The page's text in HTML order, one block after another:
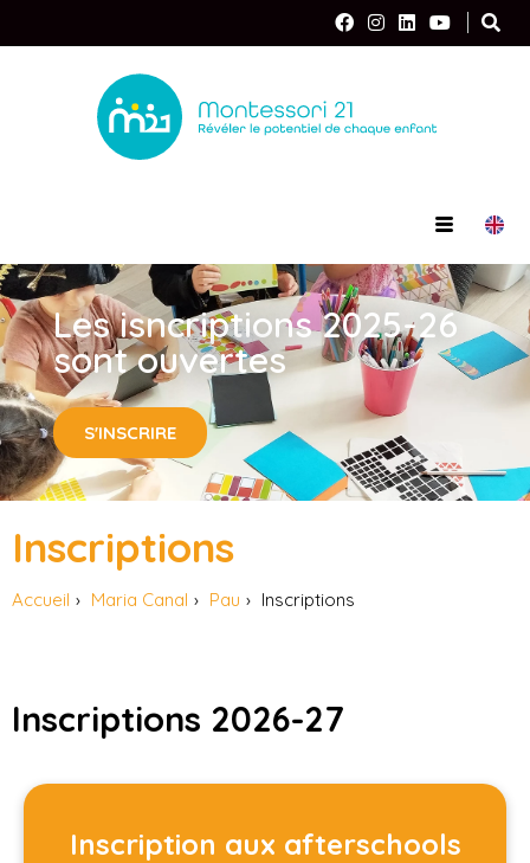
Les isncriptions 2025-26
sont ouvertes
S'INSCRIRE
Inscriptions
Accueil Maria Canal Pau Inscriptions
Inscriptions 2026-27
Inscription aux afterschools